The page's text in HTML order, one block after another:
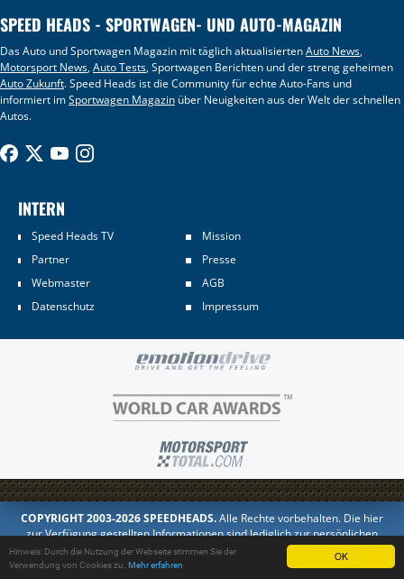
OK
Hinweis: Durch die Nutzung der Webseite stimmen Sie der
Verwendung von Cookies zu. Mehr erfahren
SPEED HEADS - SPORTWAGEN- UND AUTO-MAGAZIN
Das Auto und Sportwagen Magazin mit täglich aktualisiertenAuto News,
Motorsport News,Auto Tests, Sportwagen Berichten und der streng geheimen
Auto Zukunft. Speed Heads ist die Community für echte Auto-Fans und
informiert imSportwagen Magazin über Neuigkeiten aus der Welt der schnellen
Autos.
INTERN
Speed Heads TV
Mission
Partner
Presse
Webmaster
AGB
Datenschutz
Impressum
COPYRIGHT 2003-2026 SPEEDHEADS.Alle Rechte vorbehalten. Die hier
zur Verfügung gestellten Informationen sind lediglich zur persönlichen
Information bestimmt. Jedes Kopieren oder Veröffentlichen in anderer
Form ist untersagt.